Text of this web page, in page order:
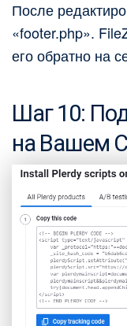
После
«footer.php».
его обратно на
Шаг 10:
на Вашем